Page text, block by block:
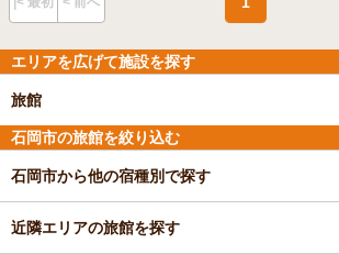
エリアを広げて施設を探す
旅館
石岡市の旅館を絞り込む
石岡市から他の宿種別で探す
近隣エリアの旅館を探す